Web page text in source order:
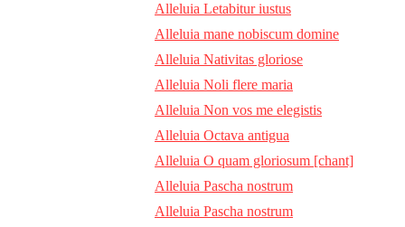
Alleluia Letabitur iustus
Alleluia mane nobiscum domine
Alleluia Nativitas gloriose
Alleluia Noli flere maria
Alleluia Non vos me elegistis
Alleluia Octava antigua
Alleluia O quam gloriosum [chant]
Alleluia Pascha nostrum
Alleluia Pascha nostrum